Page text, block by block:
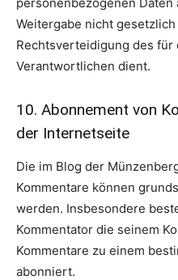
Weitergabe nicht
Rechtsverteidigung des für
Verantwortlichen dient.
10. Abonnement von
der Internetseite
Die im Blog der
Kommentare können
werden. Insbesondere
Kommentator die seinem
Kommentare zu einem
abonniert.